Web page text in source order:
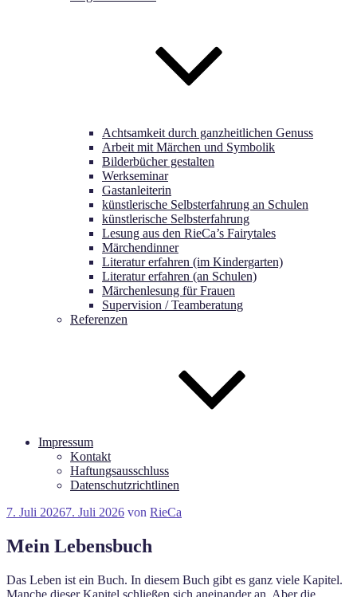
Achtsamkeit durch ganzheitlichen Genuss
Arbeit mit Märchen und Symbolik
Bilderbücher gestalten
Werkseminar
Gastanleiterin
künstlerische Selbsterfahrung an Schulen
künstlerische Selbsterfahrung
Lesung aus den RieCa’s Fairytales
Märchendinner
Literatur erfahren (im Kindergarten)
Literatur erfahren (an Schulen)
Märchenlesung für Frauen
Supervision / Teamberatung
Referenzen
Impressum
Kontakt
Haftungsausschluss
Datenschutzrichtlinen
Veröffentlicht
7. Juli 20267. Juli 2026 von RieCa
Mein Lebensbuch
Das Leben ist ein Buch. In diesem Buch gibt es ganz viele Kapitel.
Manche dieser Kapitel schließen sich aneinander an. Aber die